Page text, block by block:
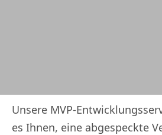
Unsere MVP-
es Ihnen, eine abgespeckte